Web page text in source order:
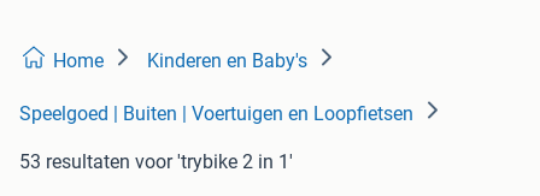
Home Kinderen en Baby's
Speelgoed | Buiten | Voertuigen en Loopfietsen
53 resultaten voor 'trybike 2 in 1'